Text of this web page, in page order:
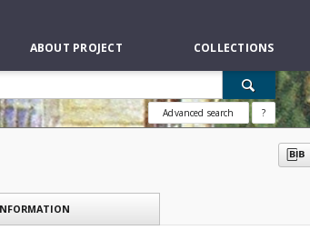
ABOUT PROJECT COLLECTIONS
Advanced search ?